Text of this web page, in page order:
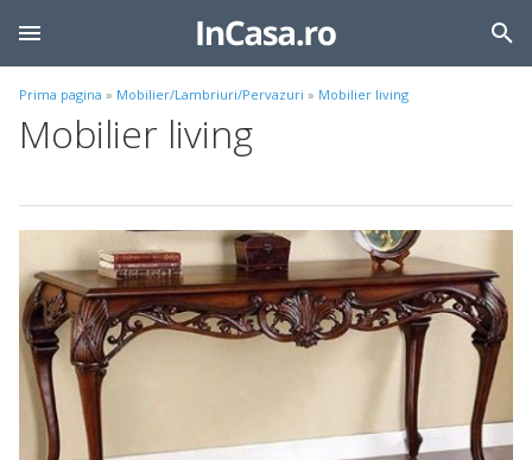
Prima pagina » Mobilier/Lambriuri/Pervazuri » Mobilier living
Mobilier living